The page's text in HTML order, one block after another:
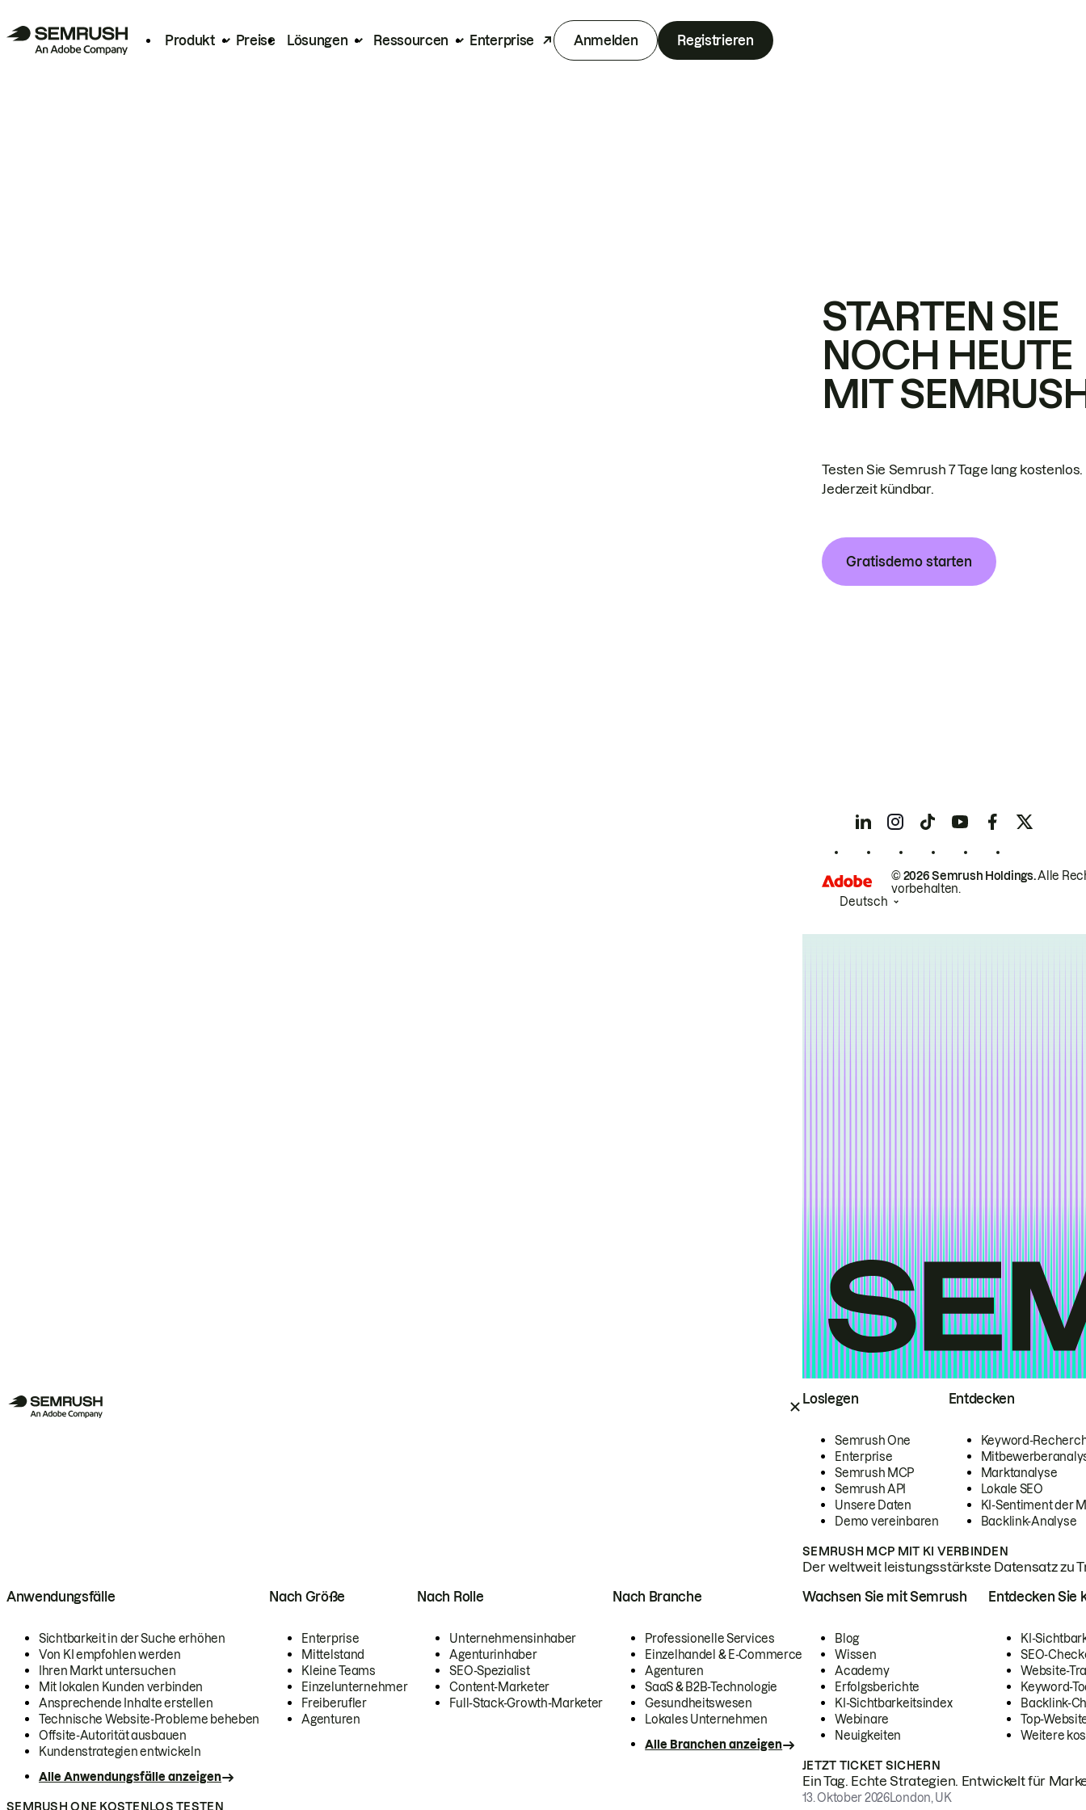
Produkt Preise Lösungen Ressourcen Enterprise Anmelden Registrieren
Loslegen
Semrush One
Enterprise
Semrush MCP
Semrush API
Unsere Daten
Demo vereinbaren
Entdecken
Keyword-
Marktanalyse
Lokale SEO
KI-Sentiment der
Backlink-Analyse
SEMRUSH MCP MIT KI VERBINDEN
Der weltweit leistungsstärkste Datensatz zu
Anwendungsfälle
Sichtbarkeit in der Suche erhöhen
Von KI empfohlen werden
Ihren Markt untersuchen
Mit lokalen Kunden verbinden
Ansprechende Inhalte erstellen
Technische Website-Probleme beheben
Offsite-Autorität ausbauen
Kundenstrategien entwickeln
Alle Anwendungsfälle anzeigen
Nach Größe
Enterprise
Mittelstand
Kleine Teams
Einzelunternehmer
Freiberufler
Agenturen
Nach Rolle
Unternehmensinhaber
Agenturinhaber
SEO-Spezialist
Content-Marketer
Full-Stack-Growth-Marketer
Nach Branche
Professionelle Services
Einzelhandel & E-Commerce
Agenturen
SaaS & B2B-Technologie
Gesundheitswesen
Lokales Unternehmen
Alle Branchen anzeigen
SEMRUSH ONE KOSTENLOS TESTEN
Wachsen Sie mit Semrush
Blog
Wissen
Academy
Erfolgsberichte
KI-Sichtbarkeitsindex
Webinare
Neuigkeiten
Entdecken Sie
KI-
SEO-
Website-
Keyword-
Backlink-
Top-
Weitere
JETZT TICKET SICHERN
Ein Tag. Echte Strategien. Entwickelt für
13. Oktober 2026London, UK
STARTEN SIE
NOCH HEUTE
MIT
Testen Sie Semrush 7 Tage lang kostenlos.
Jederzeit kündbar.
Gratisdemo starten
© 2026 Semrush Holdings.Alle
vorbehalten.
Deutsch